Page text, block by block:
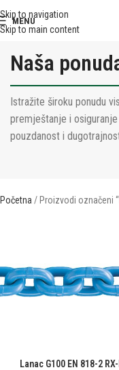
Skip to navigation
Skip to main content
MENU
Naša
Istražite široku ponudu
premještanje i
pouzdanost i
Početna Proizvodi označeni
Lanac G100 EN 818-2